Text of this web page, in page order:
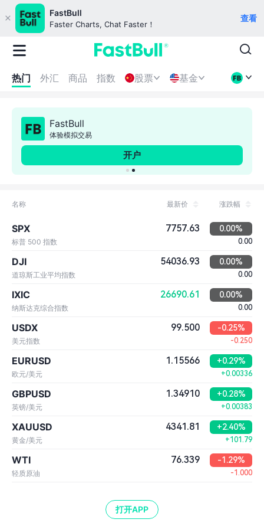
FastBull
Faster Charts, Chat Faster！
查看
热门 外汇 商品 指数 股票 基金 加密货币
FastBull
体验模拟交易
开户
名称 最新价 涨跌幅
SPX
标普 500 指数
7757.63 0.00%
0.00
DJI
道琼斯工业平均指数
54036.93 0.00%
0.00
IXIC
纳斯达克综合指数
26690.61 0.00%
0.00
USDX
美元指数
99.500 -0.25%
-0.250
EURUSD
欧元/美元
1.15566 +0.29%
+0.00336
GBPUSD
英镑/美元
1.34910 +0.28%
+0.00383
XAUUSD
黄金/美元
4341.81 +2.40%
+101.79
WTI
轻质原油
76.339 -1.29%
-1.000
打开APP